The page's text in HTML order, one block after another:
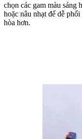
chọn các gam màu sáng
hoặc nâu nhạt để dễ
hòa hơn.